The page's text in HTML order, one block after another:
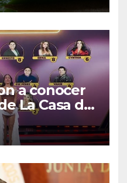
a conocer
La Casa de
2026 en